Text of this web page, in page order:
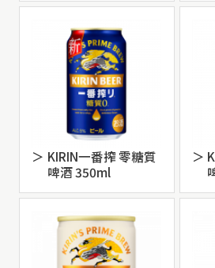
KIRIN一番搾 零糖質
啤酒 350ml